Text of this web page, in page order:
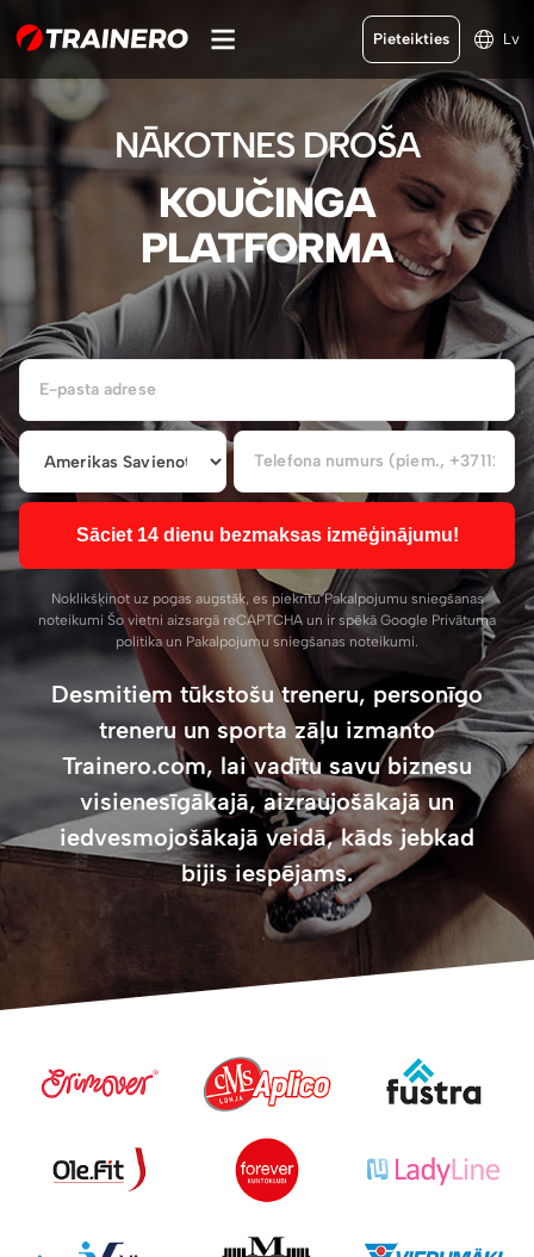
Pieteikties Lv
NĀKOTNES DROŠA
KOUČINGA
PLATFORMA
Sāciet 14 dienu bezmaksas izmēģinājumu!
Noklikšķinot uz pogas augstāk, es piekrītuPakalpojumu sniegšanas
noteikumi Šo vietni aizsargā reCAPTCHA un ir spēkā Google Privātuma
politika un Pakalpojumu sniegšanas noteikumi.
Desmitiem tūkstošu treneru, personīgo
treneru un sporta zāļu izmanto
Trainero.com, lai vadītu savu biznesu
visienesīgākajā, aizraujošākajā un
iedvesmojošākajā veidā, kāds jebkad
bijis iespējams.